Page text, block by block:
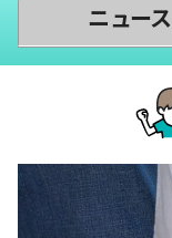
ニュース